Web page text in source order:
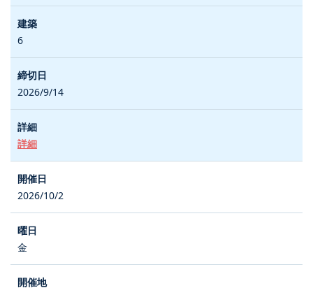
6
2026/9/14
詳細
2026/10/2
金